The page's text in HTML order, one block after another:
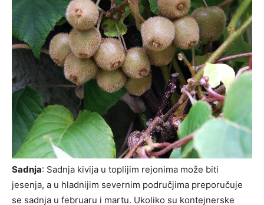
Sadnja: Sadnja kivija u toplijim rejonima može biti
jesenja, a u hladnijim severnim područjima preporučuje
se sadnja u februaru i martu. Ukoliko su kontejnerske